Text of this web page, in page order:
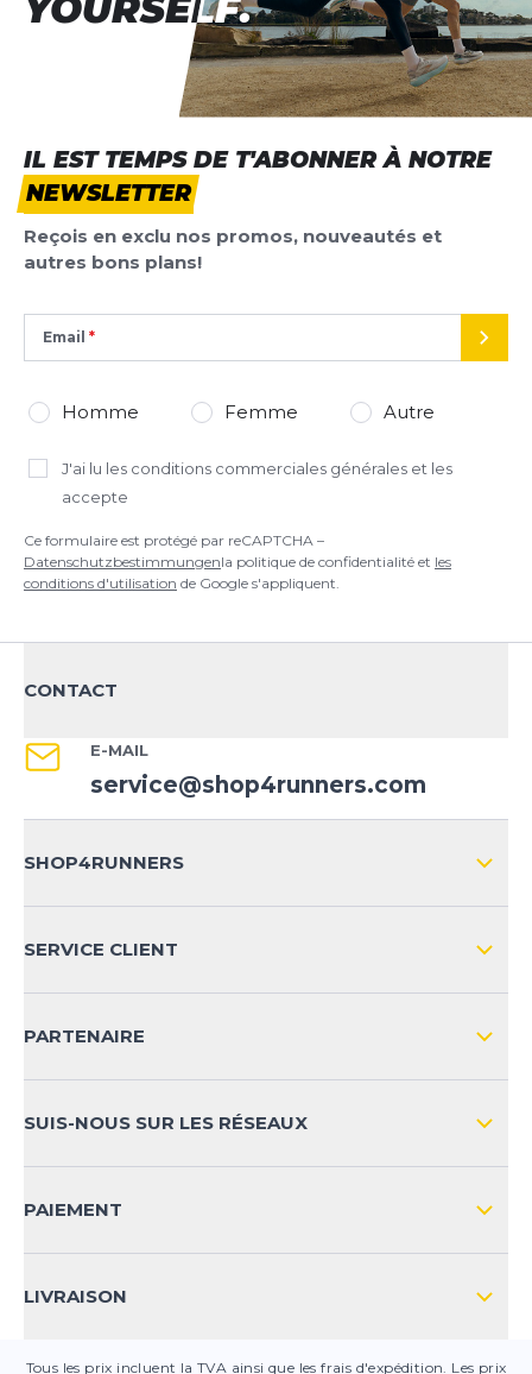
IL EST TEMPS DE T'ABONNER À NOTRE
NEWSLETTER
Reçois en exclu nos promos, nouveautés et
autres bons plans!
Email
Homme Femme Autre
J'ai lu les conditions commerciales générales et les
accepte
Ce formulaire est protégé par reCAPTCHA –
Datenschutzbestimmungenla politique de confidentialité et les
conditions d'utilisation de Google s'appliquent.
CONTACT
E-MAIL
service@shop4runners.com
SHOP4RUNNERS
SERVICE CLIENT
CONTACT
SÉCURITÉ DES PRODUITS
PARTENAIRE
SUIS-NOUS SUR LES RÉSEAUX
PAIEMENT
LIVRAISON
Tous les prix incluent la TVA ainsi que les frais d'expédition. Les prix